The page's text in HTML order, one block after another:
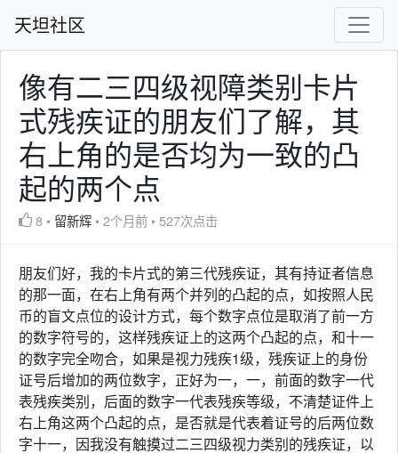
天坦社区
像有二三四级视障类别卡片
式残疾证的朋友们了解，其
右上角的是否均为一致的凸
起的两个点
8 • 留新辉 •2个月前 •527次点击
朋友们好，我的卡片式的第三代残疾证，其有持证者信息
的那一面，在右上角有两个并列的凸起的点，如按照人民
币的盲文点位的设计方式，每个数字点位是取消了前一方
的数字符号的，这样残疾证上的这两个凸起的点，和十一
的数字完全吻合，如果是视力残疾1级，残疾证上的身份
证号后增加的两位数字，正好为一，一，前面的数字一代
表残疾类别，后面的数字一代表残疾等级，不清楚证件上
右上角这两个凸起的点，是否就是代表着证号的后两位数
字十一，因我没有触摸过二三四级视力类别的残疾证，以